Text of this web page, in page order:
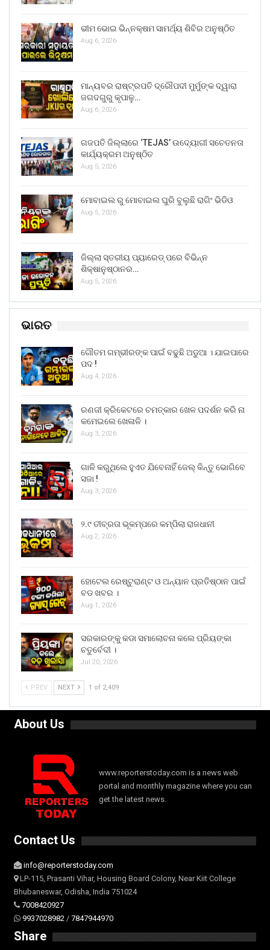
ଭୀମ ଭୋଇ ଭିନ୍ନକ୍ଷମ ସାମର୍ଥ୍ୟ ଶିବିର ଅନୁଷ୍ଠିତ
Aug 6, 2026
ମାନ୍ୟବର ରାଷ୍ଟ୍ରପତି ଦ୍ରୌପଦୀ ମୁର୍ମୁଙ୍କ ଦ୍ୱାରା
ଜଗଦଗୁରୁ କୃପାଳୁ…
Aug 6, 2026
ଗଜପତି ଜିଲ୍ଲାରେ ‘TEJAS’ ଉଦ୍ୟୋଗୀ ସଚେତନତା
କାର୍ଯ୍ୟକ୍ରମ ଅନୁଷ୍ଠିତ
Aug 5, 2026
ମୋବାଇଲ ରୁ ମୋବାଇଲ ଘୁରି ବୁଲୁଛି ରାଗିଂ ଭିଡିଓ
Aug 5, 2026
ଜିଲ୍ଲା ସ୍ତରୀୟ ପ୍ୟାରେଡ୍ ପରେ ବିଭିନ୍ନ
ଶିକ୍ଷାନୁଷ୍ଠାନର…
Aug 5, 2026
ଭାରତ
ଗୌତମ ଗମ୍ଭୀରଙ୍କ ପାଇଁ ବଢୁଛି ଅଡୁଆ । ଯାଇପାରେ
ପଦ !
Aug 4, 2026
ରଣଜୀ କ୍ରିକେଟରେ ଚମତ୍କାର ଖେଳ ପଦର୍ଶନ କରି ନା
କମେଇଲେ ଖେଳାଳି ।
Aug 3, 2026
ଗାଳି କରୁଥିଲେ ହୁଏତ ଯିବେନାହିଁ ଜେଲ୍ କିନ୍ତୁ ଭୋଗିବେ
ସଜା !
Aug 3, 2026
୨.୯ ତୀବ୍ରତା ଭୂକମ୍ପରେ କମ୍ପିଲା ରାଜଧାନୀ
Aug 2, 2026
ହୋଟେଲ ରେଷ୍ଟୁରାଣ୍ଟ ଓ ଅନ୍ୟାନ ପ୍ରତିଷ୍ଠାନ ପାଇଁ
ବଡ ଖବର ।
Aug 1, 2026
ସରକାରଙ୍କୁ କଡା ସମାଲୋଚନା କଲେ ପ୍ରିୟଙ୍କା
ଚତୁର୍ବେଦୀ ।
Jul 20, 2026
PREV NEXT 1 of 2,409
About Us
www.reporterstoday.com is a news web
portal and monthly magazine where you can
get the latest news.
Contact Us
info@reporterstoday.com
LP-115, Prasanti Vihar, Housing Board Colony, Near Kiit College
Bhubaneswar, Odisha, India 751024
7008420927
9937028982 / 7847944970
Share